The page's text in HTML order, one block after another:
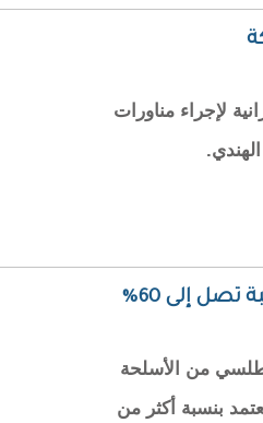
لإجراء مناورات
إلى 60%
من الأسلحة
بنسبة أكثر من